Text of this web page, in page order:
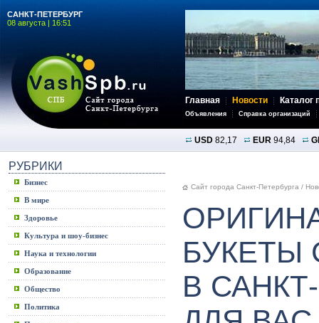
САНКТ-ПЕТЕРБУРГ
08 августа | 16:51
Главная Новости Каталог
Объявления Справка организаций
USD 82,17 EUR 94,84
РУБРИКИ
Бизнес
В мире
Здоровье
Культура и шоу-бизнес
Наука и технологии
Образование
Общество
Политика
Сайт города Санкт-Петербурга /
БУКЕТЫ
В